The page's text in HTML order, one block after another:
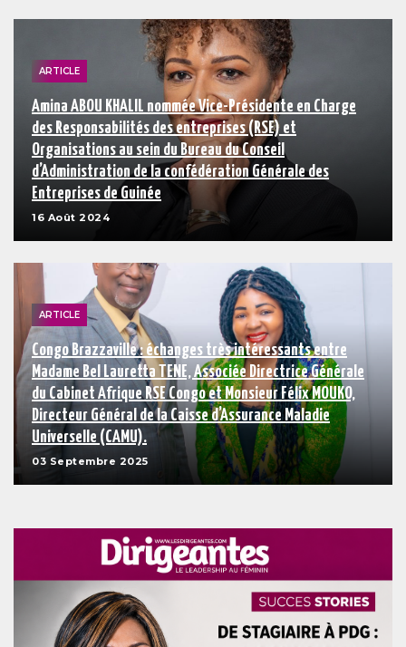
ARTICLE
Amina ABOU KHALIL nommée Vice-Présidente en Charge
des Responsabilités des entreprises (RSE) et
Organisations au sein du Bureau du Conseil
d’Administration de la confédération Générale des
Entreprises de Guinée
16 Août 2024
ARTICLE
Congo Brazzaville : échanges très intéressants entre
Madame Bel Lauretta TENE, Associée Directrice Générale
du Cabinet Afrique RSE Congo et Monsieur Félix MOUKO,
Directeur Général de la Caisse d’Assurance Maladie
Universelle (CAMU).
03 Septembre 2025